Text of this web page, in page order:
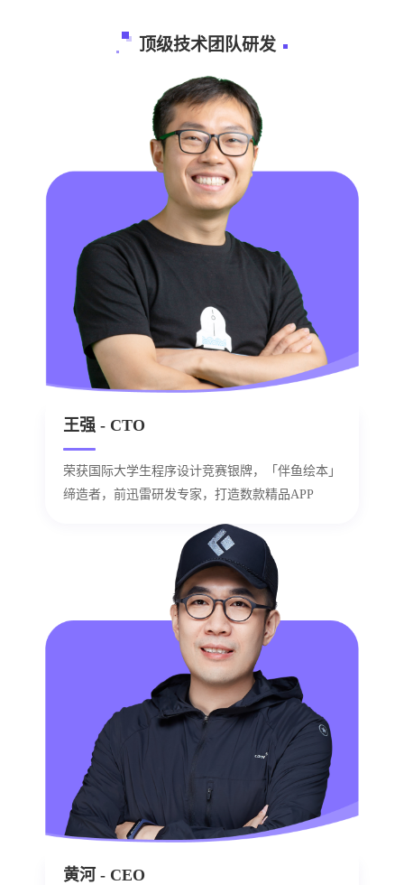
顶级技术团队研发
王强 - CTO
荣获国际大学生程序设计竞赛银牌，「伴鱼绘本」
缔造者，前迅雷研发专家，打造数款精品APP
黄河 - CEO